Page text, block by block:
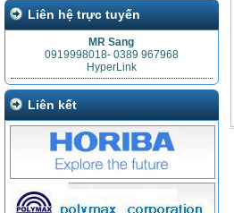
Liên hệ trực tuyến
MR Sang
0919998018- 0389 967968
HyperLink
Liên kết